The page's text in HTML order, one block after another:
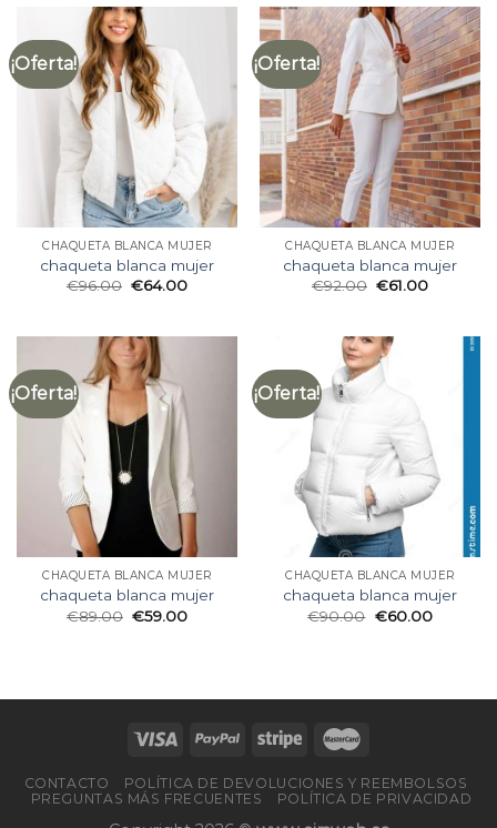
¡Oferta!
CHAQUETA BLANCA MUJER
chaqueta blanca mujer
€96.00 €64.00
¡Oferta!
CHAQUETA BLANCA MUJER
chaqueta blanca mujer
€92.00 €61.00
¡Oferta!
CHAQUETA BLANCA MUJER
chaqueta blanca mujer
€89.00 €59.00
¡Oferta!
CHAQUETA BLANCA MUJER
chaqueta blanca mujer
€90.00 €60.00
CONTACTO
POLÍTICA DE DEVOLUCIONES Y REEMBOLSOS
PREGUNTAS MÁS FRECUENTES
POLÍTICA DE PRIVACIDAD